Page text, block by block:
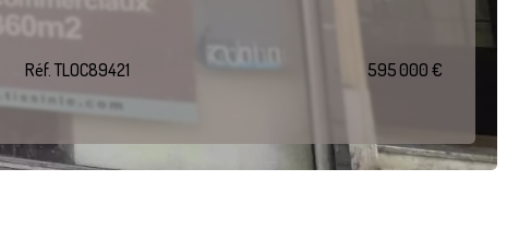
Réf. TLOC89421 595 000 €